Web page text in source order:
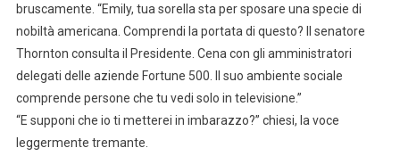
bruscamente. “Emily, tua sorella sta per sposare una specie di
nobiltà americana. Comprendi la portata di questo? Il senatore
Thornton consulta il Presidente. Cena con gli amministratori
delegati delle aziende Fortune 500. Il suo ambiente sociale
comprende persone che tu vedi solo in televisione.”
“E supponi che io ti metterei in imbarazzo?” chiesi, la voce
leggermente tremante.